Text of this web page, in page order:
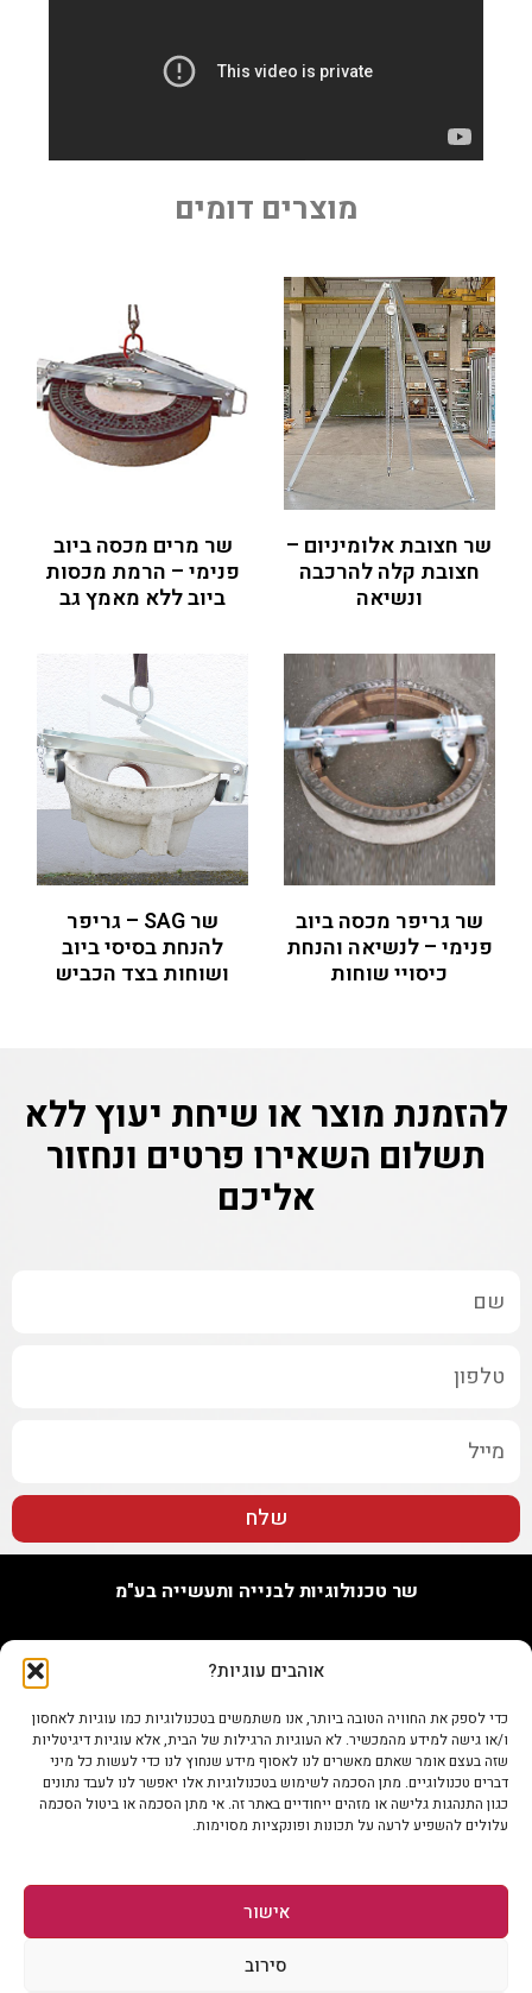
אוהבים עוגיות?
כדי לספק את החוויה הטובה ביותר, אנו משתמשים בטכנולוגיות כמו עוגיות לאחסון
ו/או גישה למידע מהמכשיר. לא העוגיות הרגילות של הבית, אלא עוגיות דיגיטליות
שזה בעצם אומר שאתם מאשרים לנו לאסוף מידע שנחוץ לנו כדי לעשות כל מיני
דברים טכנולוגיים. מתן הסכמה לשימוש בטכנולוגיות אלו יאפשר לנו לעבד נתונים
כגון התנהגות גלישה או מזהים ייחודיים באתר זה. אי מתן הסכמה או ביטול הסכמה
עלולים להשפיע לרעה על תכונות ופונקציות מסוימות.
אישור
סירוב
מוצרים דומים
שר חצובת אלומיניום –
חצובת קלה להרכבה
ונשיאה
שר מרים מכסה ביוב
פנימי – הרמת מכסות
ביוב ללא מאמץ גב
שר גריפר מכסה ביוב
פנימי – לנשיאה והנחת
כיסויי שוחות
שר SAG – גריפר
להנחת בסיסי ביוב
ושוחות בצד הכביש
להזמנת מוצר או שיחת יעוץ ללא
תשלום השאירו פרטים ונחזור
אליכם
שלח
שר טכנולוגיות לבנייה ותעשייה בע"מ
טל. 09-7748655
פקס 0722345679
info@shertech.co.il